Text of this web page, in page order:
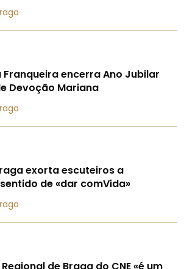
encerra Ano Jubilar
Devoção Mariana
exorta escuteiros a
de «dar comVida»